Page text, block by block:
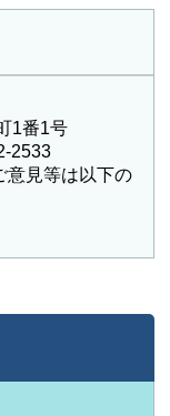
1番1号
2533
意見等は以下の